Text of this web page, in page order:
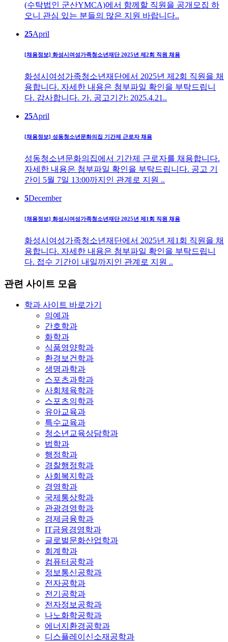
(수탁법인 군산YMCA)에서 함께할 직원을 공개모집 하
오니 관심 있는 분들의 많은 지원 바랍니다..
25April
[채용정보] 화성시여성가족청소년재단 2025년 제2회 직원 채용
화성시여성가족청소년재단에서 2025년 제2회 직원을 채
용합니다. 자세한 내용은 첨부파일 확인을 부탁드립니
다. 감사합니다. 가. 공고기간: 2025.4.21..
25April
[채용정보] 성동청소년문화의집 기간제 근로자 채용
성동청소년문화의집에서 기간제 근로자를 채용합니다.
자세한 내용은 첨부파일 확인을 부탁드립니다. 공고 기
간이 5월 7일 13:00까지인 관계로 지원 ..
5December
[채용정보] 화성시여성가족청소년재단 2025년 제1회 직원 채용
화성시여성가족청소년재단에서 2025년 제1회 직원을 채
용합니다. 자세한 내용은 첨부파일 확인을 부탁드립니
다. 접수 기간이 내일까지인 관계로 지원 ..
관련 사이트 모음
학과 사이트 바로가기
의예과
간호학과
화학과
식품영양학과
환경보건학과
생명과학과
스포츠과학과
사회체육학과
스포츠의학과
유아교육과
특수교육과
청소년교육상담학과
법학과
행정학과
경찰행정학과
사회복지학과
경영학과
국제통상학과
관광경영학과
경제금융학과
IT금융경영학과
글로벌문화산업학과
회계학과
컴퓨터공학과
정보통신공학과
전자공학과
전기공학과
전자정보공학과
나노화학공학과
에너지환경공학과
디스플레이신소재공학과